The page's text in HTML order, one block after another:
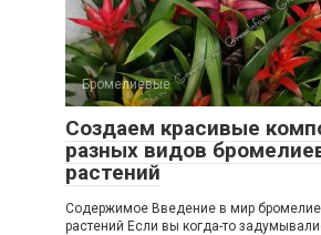
Бромелиевые
Создаем красивые
разных видов
растений
Содержимое Введение в мир
растений Если вы когда-то